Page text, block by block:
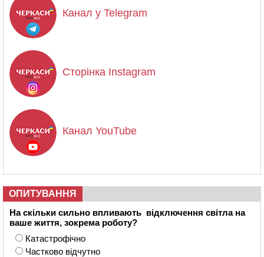
Канал у Telegram
Сторінка Instagram
Канал YouTube
ОПИТУВАННЯ
На скільки сильно впливають відключення світла на
ваше життя, зокрема роботу?
Катастрофічно
Частково відчутно